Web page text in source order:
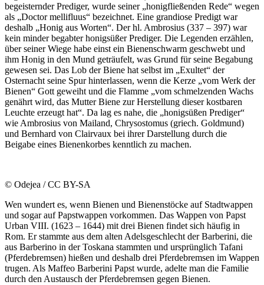
begeisternder Prediger, wurde seiner „honigfließenden Rede“ wegen
als „Doctor mellifluus“ bezeichnet. Eine grandiose Predigt war
deshalb „Honig aus Worten“. Der hl. Ambrosius (337 – 397) war
kein minder begabter honigsüßer Prediger. Die Legenden erzählen,
über seiner Wiege habe einst ein Bienenschwarm geschwebt und
ihm Honig in den Mund geträufelt, was Grund für seine Begabung
gewesen sei. Das Lob der Biene hat selbst im „Exultet“ der
Osternacht seine Spur hinterlassen, wenn die Kerze „vom Werk der
Bienen“ Gott geweiht und die Flamme „vom schmelzenden Wachs
genährt wird, das Mutter Biene zur Herstellung dieser kostbaren
Leuchte erzeugt hat“. Da lag es nahe, die „honigsüßen Prediger“
wie Ambrosius von Mailand, Chrysostomus (griech. Goldmund)
und Bernhard von Clairvaux bei ihrer Darstellung durch die
Beigabe eines Bienenkorbes kenntlich zu machen.
© Odejea / CC BY-SA
Wen wundert es, wenn Bienen und Bienenstöcke auf Stadtwappen
und sogar auf Papstwappen vorkommen. Das Wappen von Papst
Urban VIII. (1623 – 1644) mit drei Bienen findet sich häufig in
Rom. Er stammte aus dem alten Adelsgeschlecht der Barberini, die
aus Barberino in der Toskana stammten und ursprünglich Tafani
(Pferdebremsen) hießen und deshalb drei Pferdebremsen im Wappen
trugen. Als Maffeo Barberini Papst wurde, adelte man die Familie
durch den Austausch der Pferdebremsen gegen Bienen.